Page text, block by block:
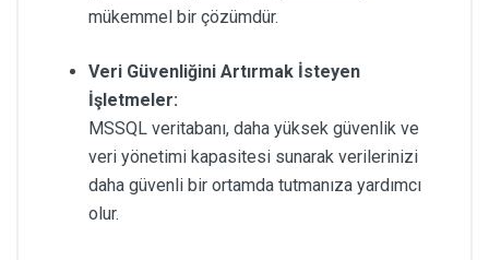
mükemmel bir çözümdür.
Veri Güvenliğini Artırmak İsteyen
İşletmeler:
MSSQL veritabanı, daha yüksek güvenlik ve
veri yönetimi kapasitesi sunarak verilerinizi
daha güvenli bir ortamda tutmanıza yardımcı
olur.